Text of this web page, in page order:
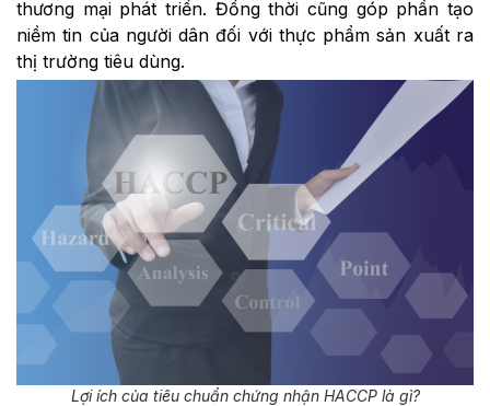
thương mại phát triển. Đồng thời cũng góp phần tạo
niềm tin của người dân đối với thực phẩm sản xuất ra
thị trường tiêu dùng.
Lợi ích của tiêu chuẩn chứng nhận HACCP là gì?